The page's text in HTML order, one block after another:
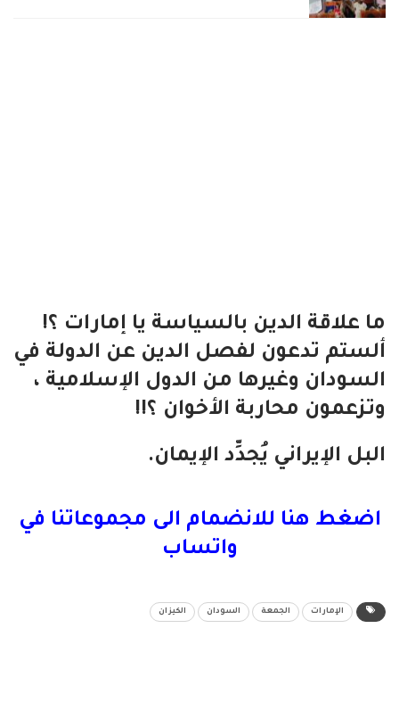
ما علاقة الدين بالسياسة يا إمارات ؟!
ألستم تدعون لفصل الدين عن الدولة في
السودان وغيرها من الدول الإسلامية ،
وتزعمون محاربة الأخوان ؟!!
البل الإيراني يُجدِّد الإيمان.
اضغط هنا للانضمام الى مجموعاتنا في
واتساب
الإمارات الجمعة السودان الكيزان